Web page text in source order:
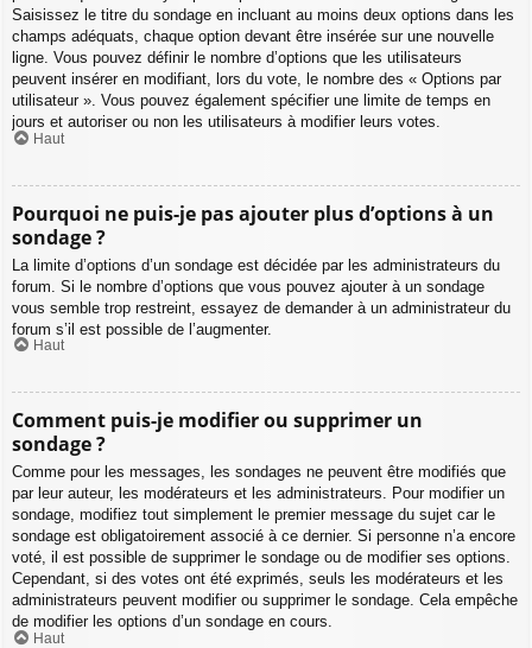
Saisissez le titre du sondage en incluant au moins deux options dans les
champs adéquats, chaque option devant être insérée sur une nouvelle
ligne. Vous pouvez définir le nombre d’options que les utilisateurs
peuvent insérer en modifiant, lors du vote, le nombre des « Options par
utilisateur ». Vous pouvez également spécifier une limite de temps en
jours et autoriser ou non les utilisateurs à modifier leurs votes.
Haut
Pourquoi ne puis-je pas ajouter plus d’options à un
sondage ?
La limite d’options d’un sondage est décidée par les administrateurs du
forum. Si le nombre d’options que vous pouvez ajouter à un sondage
vous semble trop restreint, essayez de demander à un administrateur du
forum s’il est possible de l’augmenter.
Haut
Comment puis-je modifier ou supprimer un
sondage ?
Comme pour les messages, les sondages ne peuvent être modifiés que
par leur auteur, les modérateurs et les administrateurs. Pour modifier un
sondage, modifiez tout simplement le premier message du sujet car le
sondage est obligatoirement associé à ce dernier. Si personne n’a encore
voté, il est possible de supprimer le sondage ou de modifier ses options.
Cependant, si des votes ont été exprimés, seuls les modérateurs et les
administrateurs peuvent modifier ou supprimer le sondage. Cela empêche
de modifier les options d’un sondage en cours.
Haut